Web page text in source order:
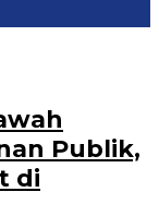
Publik,
di